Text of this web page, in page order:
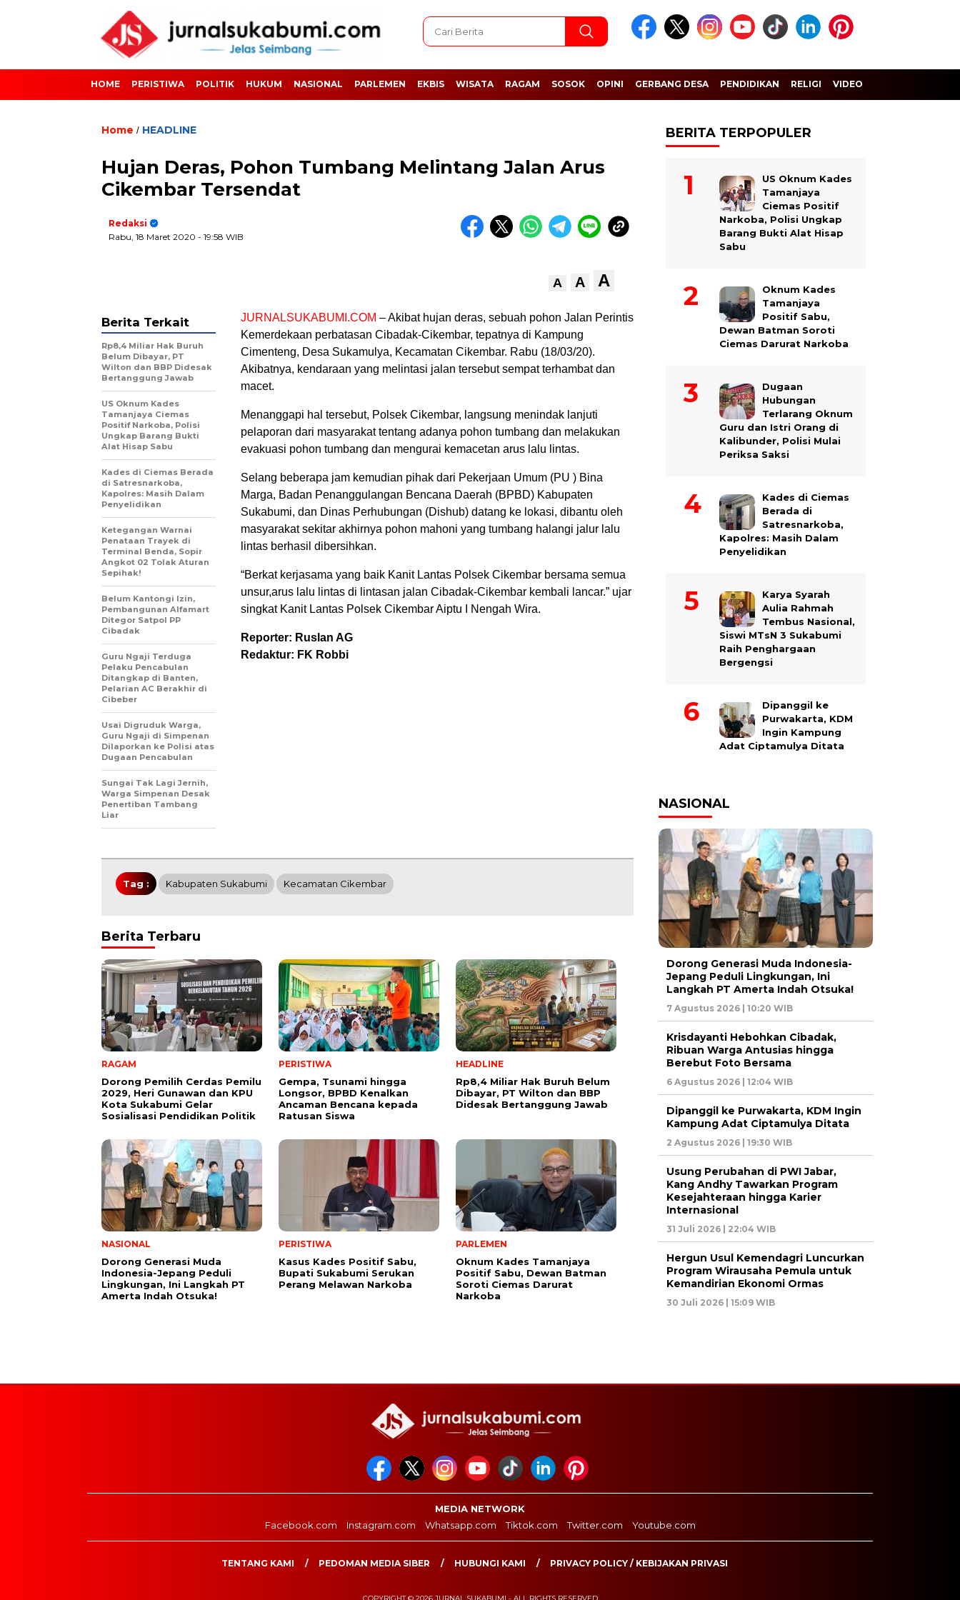
HOME PERISTIWA POLITIK HUKUM NASIONAL PARLEMEN EKBIS WISATA RAGAM SOSOK OPINI GERBANG DESA PENDIDIKAN RELIGI VIDEO
Home / HEADLINE
Hujan Deras, Pohon Tumbang Melintang Jalan Arus
Cikembar Tersendat
Redaksi
Rabu, 18 Maret 2020 - 19:58 WIB
A A A
JURNALSUKABUMI.COM – Akibat hujan deras, sebuah pohon Jalan Perintis
Kemerdekaan perbatasan Cibadak-Cikembar, tepatnya di Kampung
Cimenteng, Desa Sukamulya, Kecamatan Cikembar. Rabu (18/03/20).
Akibatnya, kendaraan yang melintasi jalan tersebut sempat terhambat dan
macet.
Menanggapi hal tersebut, Polsek Cikembar, langsung menindak lanjuti
pelaporan dari masyarakat tentang adanya pohon tumbang dan melakukan
evakuasi pohon tumbang dan mengurai kemacetan arus lalu lintas.
Selang beberapa jam kemudian pihak dari Pekerjaan Umum (PU ) Bina
Marga, Badan Penanggulangan Bencana Daerah (BPBD) Kabupaten
Sukabumi, dan Dinas Perhubungan (Dishub) datang ke lokasi, dibantu oleh
masyarakat sekitar akhirnya pohon mahoni yang tumbang halangi jalur lalu
lintas berhasil dibersihkan.
“Berkat kerjasama yang baik Kanit Lantas Polsek Cikembar bersama semua
unsur,arus lalu lintas di lintasan jalan Cibadak-Cikembar kembali lancar.” ujar
singkat Kanit Lantas Polsek Cikembar Aiptu I Nengah Wira.
Reporter: Ruslan AG
Redaktur: FK Robbi
Berita Terkait
Rp8,4 Miliar Hak Buruh
Belum Dibayar, PT
Wilton dan BBP Didesak
Bertanggung Jawab
US Oknum Kades
Tamanjaya Ciemas
Positif Narkoba, Polisi
Ungkap Barang Bukti
Alat Hisap Sabu
Kades di Ciemas Berada
di Satresnarkoba,
Kapolres: Masih Dalam
Penyelidikan
Ketegangan Warnai
Penataan Trayek di
Terminal Benda, Sopir
Angkot 02 Tolak Aturan
Sepihak!
Belum Kantongi Izin,
Pembangunan Alfamart
Ditegor Satpol PP
Cibadak
Guru Ngaji Terduga
Pelaku Pencabulan
Ditangkap di Banten,
Pelarian AC Berakhir di
Cibeber
Usai Digruduk Warga,
Guru Ngaji di Simpenan
Dilaporkan ke Polisi atas
Dugaan Pencabulan
Sungai Tak Lagi Jernih,
Warga Simpenan Desak
Penertiban Tambang
Liar
Tag : Kabupaten Sukabumi Kecamatan Cikembar
Berita Terbaru
RAGAM
Dorong Pemilih Cerdas Pemilu
2029, Heri Gunawan dan KPU
Kota Sukabumi Gelar
Sosialisasi Pendidikan Politik
PERISTIWA
Gempa, Tsunami hingga
Longsor, BPBD Kenalkan
Ancaman Bencana kepada
Ratusan Siswa
HEADLINE
Rp8,4 Miliar Hak Buruh Belum
Dibayar, PT Wilton dan BBP
Didesak Bertanggung Jawab
NASIONAL
Dorong Generasi Muda
Indonesia-Jepang Peduli
Lingkungan, Ini Langkah PT
Amerta Indah Otsuka!
PERISTIWA
Kasus Kades Positif Sabu,
Bupati Sukabumi Serukan
Perang Melawan Narkoba
PARLEMEN
Oknum Kades Tamanjaya
Positif Sabu, Dewan Batman
Soroti Ciemas Darurat
Narkoba
BERITA TERPOPULER
US Oknum Kades
Tamanjaya
Ciemas Positif
Narkoba, Polisi Ungkap
Barang Bukti Alat Hisap
Sabu
Oknum Kades
Tamanjaya
Positif Sabu,
Dewan Batman Soroti
Ciemas Darurat Narkoba
Dugaan
Hubungan
Terlarang Oknum
Guru dan Istri Orang di
Kalibunder, Polisi Mulai
Periksa Saksi
Kades di Ciemas
Berada di
Satresnarkoba,
Kapolres: Masih Dalam
Penyelidikan
Karya Syarah
Aulia Rahmah
Tembus Nasional,
Siswi MTsN 3 Sukabumi
Raih Penghargaan
Bergengsi
Dipanggil ke
Purwakarta, KDM
Ingin Kampung
Adat Ciptamulya Ditata
NASIONAL
Dorong Generasi Muda Indonesia-
Jepang Peduli Lingkungan, Ini
Langkah PT Amerta Indah Otsuka!
7 Agustus 2026 | 10:20 WIB
Krisdayanti Hebohkan Cibadak,
Ribuan Warga Antusias hingga
Berebut Foto Bersama
6 Agustus 2026 | 12:04 WIB
Dipanggil ke Purwakarta, KDM Ingin
Kampung Adat Ciptamulya Ditata
2 Agustus 2026 | 19:30 WIB
Usung Perubahan di PWI Jabar,
Kang Andhy Tawarkan Program
Kesejahteraan hingga Karier
Internasional
31 Juli 2026 | 22:04 WIB
Hergun Usul Kemendagri Luncurkan
Program Wirausaha Pemula untuk
Kemandirian Ekonomi Ormas
30 Juli 2026 | 15:09 WIB
MEDIA NETWORK
Facebook.com
Instagram.com Whatsapp.com Tiktok.com Twitter.com Youtube.com
TENTANG KAMI PEDOMAN MEDIA SIBER HUBUNGI KAMI PRIVACY POLICY / KEBIJAKAN PRIVASI